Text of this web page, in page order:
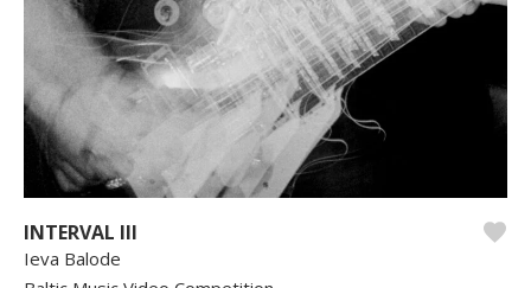
INTERVAL III
Ieva Balode